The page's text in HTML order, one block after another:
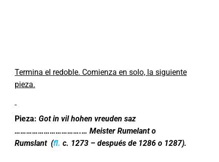
Termina el redoble. Comienza en solo, la siguiente
pieza.
Pieza: Got in vil hohen vreuden saz
…………………………….… Meister Rumelant o
Rumslant (fl. c. 1273 – después de 1286 o 1287).